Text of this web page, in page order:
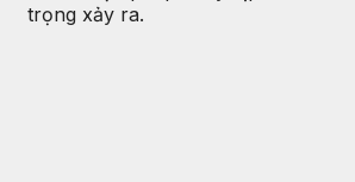
trọng xảy ra.